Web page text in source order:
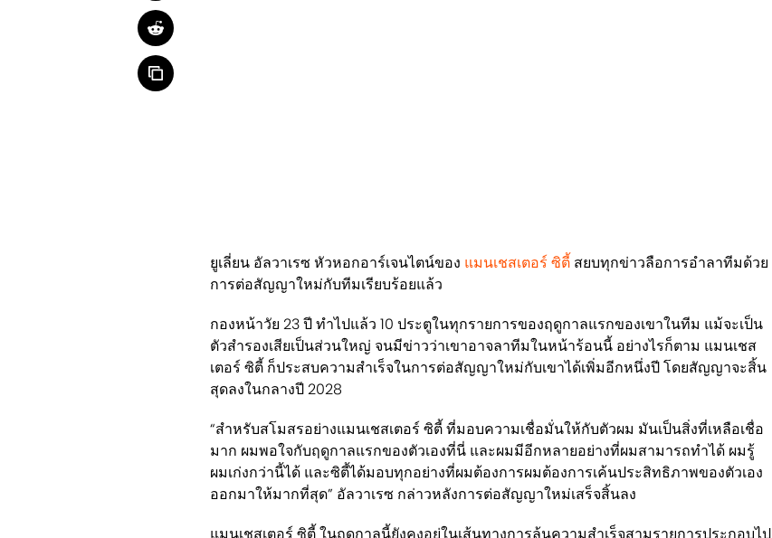
ยูเลี่ยน อัลวาเรซ หัวหอกอาร์เจนไตน์ของ แมนเชสเตอร์ ซิตี้ สยบทุกข่าวลือการอำลาทีมด้วย
การต่อสัญญาใหม่กับทีมเรียบร้อยแล้ว
กองหน้าวัย 23 ปี ทำไปแล้ว 10 ประตูในทุกรายการของฤดูกาลแรกของเขาในทีม แม้จะเป็น
ตัวสำรองเสียเป็นส่วนใหญ่ จนมีข่าวว่าเขาอาจลาทีมในหน้าร้อนนี้ อย่างไรก็ตาม แมนเชส
เตอร์ ซิตี้ ก็ประสบความสำเร็จในการต่อสัญญาใหม่กับเขาได้เพิ่มอีกหนึ่งปี โดยสัญญาจะสิ้น
สุดลงในกลางปี 2028
“สำหรับสโมสรอย่างแมนเชสเตอร์ ซิตี้ ที่มอบความเชื่อมั่นให้กับตัวผม มันเป็นสิ่งที่เหลือเชื่อ
มาก ผมพอใจกับฤดูกาลแรกของตัวเองที่นี่ และผมมีอีกหลายอย่างที่ผมสามารถทำได้ ผมรู้
ผมเก่งกว่านี้ได้ และซิตี้ได้มอบทุกอย่างที่ผมต้องการผมต้องการเค้นประสิทธิภาพของตัวเอง
ออกมาให้มากที่สุด” อัลวาเรซ กล่าวหลังการต่อสัญญาใหม่เสร็จสิ้นลง